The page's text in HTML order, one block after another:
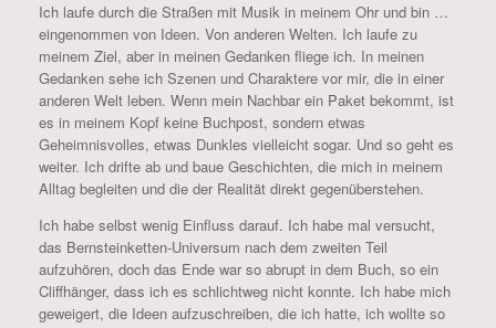
Ich laufe durch die Straßen mit Musik in meinem Ohr und bin …
eingenommen von Ideen. Von anderen Welten. Ich laufe zu
meinem Ziel, aber in meinen Gedanken fliege ich. In meinen
Gedanken sehe ich Szenen und Charaktere vor mir, die in einer
anderen Welt leben. Wenn mein Nachbar ein Paket bekommt, ist
es in meinem Kopf keine Buchpost, sondern etwas
Geheimnisvolles, etwas Dunkles vielleicht sogar. Und so geht es
weiter. Ich drifte ab und baue Geschichten, die mich in meinem
Alltag begleiten und die der Realität direkt gegenüberstehen.
Ich habe selbst wenig Einfluss darauf. Ich habe mal versucht,
das Bernsteinketten-Universum nach dem zweiten Teil
aufzuhören, doch das Ende war so abrupt in dem Buch, so ein
Cliffhänger, dass ich es schlichtweg nicht konnte. Ich habe mich
geweigert, die Ideen aufzuschreiben, die ich hatte, ich wollte so